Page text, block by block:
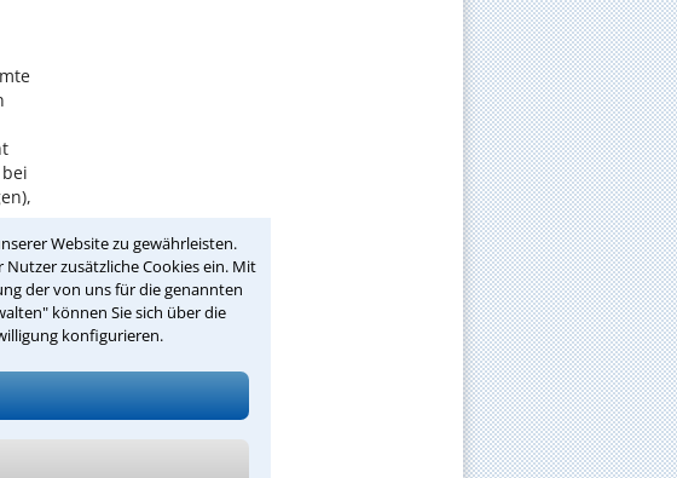
Website zu gewährleisten.
zusätzliche Cookies ein. Mit
der von uns für die genannten
können Sie sich über die
konfigurieren.